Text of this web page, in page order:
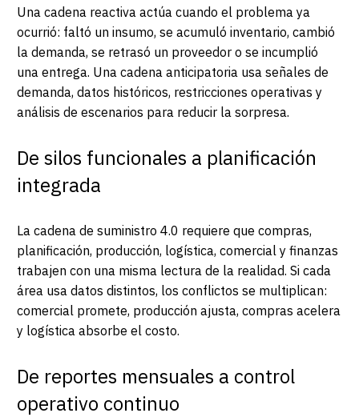
Una cadena reactiva actúa cuando el problema ya
ocurrió: faltó un insumo, se acumuló inventario, cambió
la demanda, se retrasó un proveedor o se incumplió
una entrega. Una cadena anticipatoria usa señales de
demanda, datos históricos, restricciones operativas y
análisis de escenarios para reducir la sorpresa.
De silos funcionales a planificación
integrada
La cadena de suministro 4.0 requiere que compras,
planificación, producción, logística, comercial y finanzas
trabajen con una misma lectura de la realidad. Si cada
área usa datos distintos, los conflictos se multiplican:
comercial promete, producción ajusta, compras acelera
y logística absorbe el costo.
De reportes mensuales a control
operativo continuo